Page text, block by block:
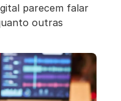
parecem falar
outras